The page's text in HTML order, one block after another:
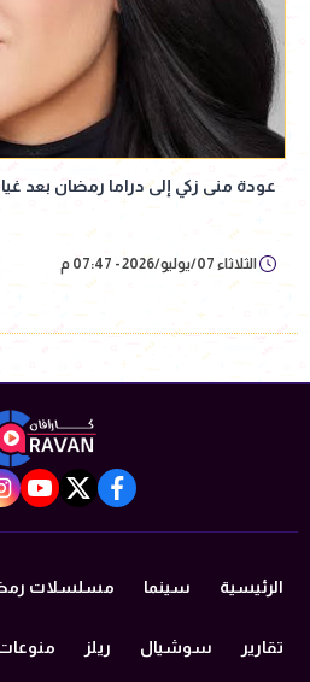
عودة منى زكي إلى دراما رمضان بعد
الثلاثاء 07/يوليو/2026 - 07:47 م
facebook
twitter
الرئيسية سينما مسلسلات رمضان
تقارير سوشيال ريلز